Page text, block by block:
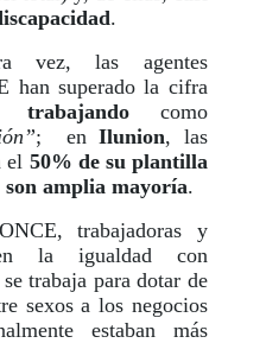
.
vez, las agentes
han superado la cifra
trabajandocomo
; enIlunion, las
el 50% de su plantilla
amplia mayoría.
trabajadoras y
la igualdad con
trabaja para dotar de
sexos a los negocios
estaban más